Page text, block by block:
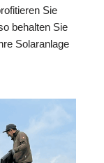
Sie
behalten Sie
Solaranlage